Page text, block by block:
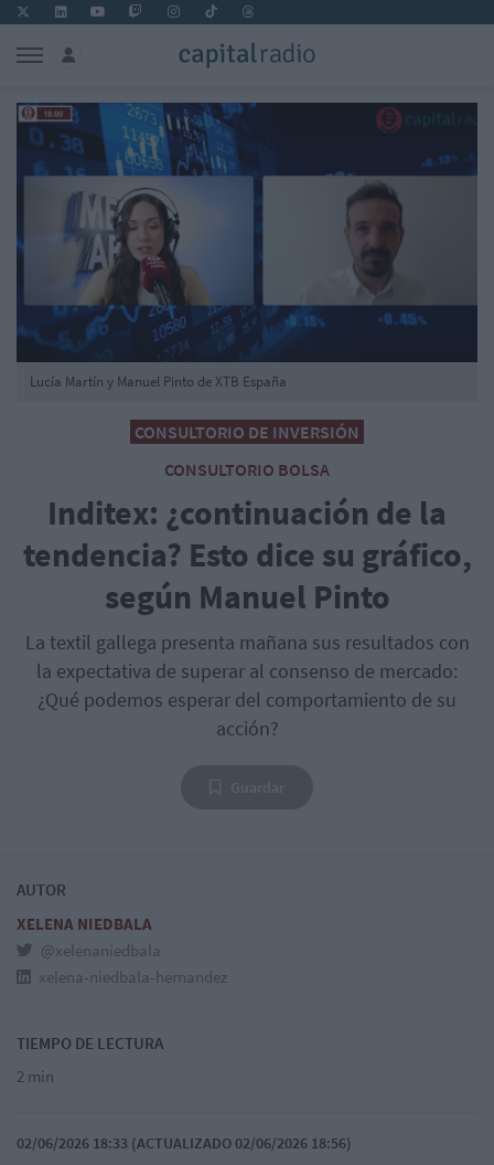
CONSULTORIO DE INVERSIÓN
CONSULTORIO BOLSA
Inditex: ¿continuación de la
tendencia? Esto dice su gráfico,
según Manuel Pinto
La textil gallega presenta mañana sus resultados con
la expectativa de superar al consenso de mercado:
¿Qué podemos esperar del comportamiento de su
acción?
Lucía Martín y Manuel Pinto de XTB España
AUTOR
XELENA NIEDBALA
@xelenaniedbala
xelena-niedbala-hernandez
TIEMPO DE LECTURA
2 min
02/06/2026 18:33 (ACTUALIZADO 02/06/2026 18:56)